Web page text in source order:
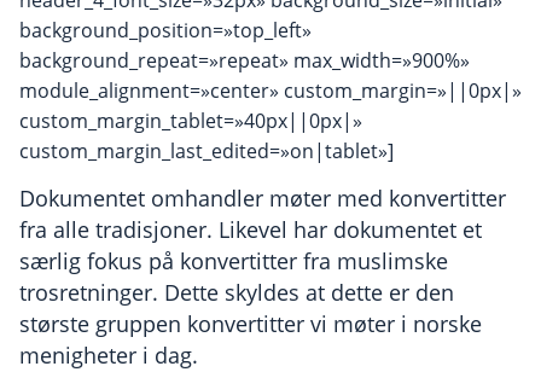
background_position=»top_left»
background_repeat=»repeat» max_width=»900%»
module_alignment=»center» custom_margin=»||0px|»
custom_margin_tablet=»40px||0px|»
custom_margin_last_edited=»on|tablet»]
Dokumentet omhandler møter med konvertitter
fra alle tradisjoner. Likevel har dokumentet et
særlig fokus på konvertitter fra muslimske
trosretninger. Dette skyldes at dette er den
største gruppen konvertitter vi møter i norske
menigheter i dag.